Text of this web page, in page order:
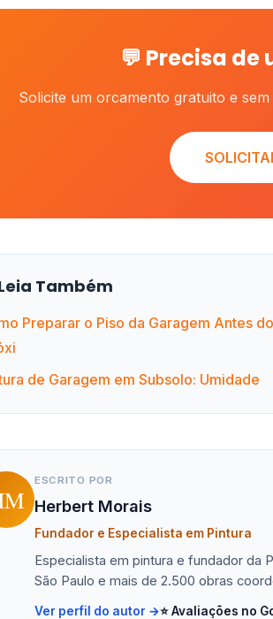
💬 Precisa
Solicite um orcamento gratuito e
Também
Preparar o Piso da Garagem Antes do
de Garagem em Subsolo: Umidade
ESCRITO POR
Herbert Morais
Fundador e Especialista em Pintura
Especialista em pintura e fundador da
São Paulo e mais de 2.500 obras
Ver perfil do autor →⭐ Avaliações no